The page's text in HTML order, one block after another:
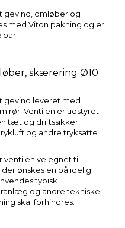
gevind, omløber og
med Viton pakning og er
skærering Ø10
gevind leveret med
rør. Ventilen er udstyret
tæt og driftssikker
og andre tryksatte
ventilen velegnet til
ønskes en pålidelig
typisk i
og andre tekniske
skal forhindres.